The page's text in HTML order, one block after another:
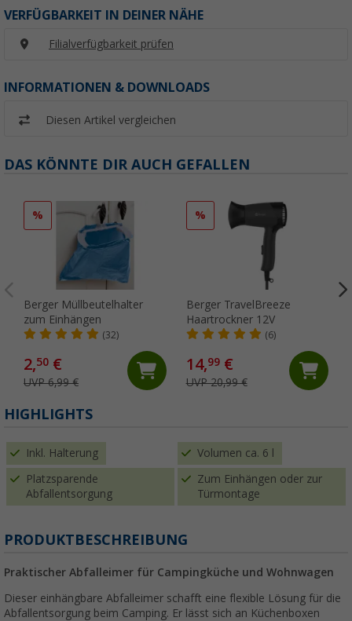
VERFÜGBARKEIT IN DEINER NÄHE
Filialverfügbarkeit prüfen
INFORMATIONEN & DOWNLOADS
Diesen Artikel vergleichen
DAS KÖNNTE DIR AUCH GEFALLEN
%
Berger Müllbeutelhalter
zum Einhängen
(32)
2,50 €
UVP 6,99 €
%
Berger TravelBreeze
Haartrockner 12V
(6)
14,99€
UVP 20,99 €
HIGHLIGHTS
Inkl. Halterung Volumen ca. 6 l
Platzsparende
Abfallentsorgung
Zum Einhängen oder zur
Türmontage
PRODUKTBESCHREIBUNG
Praktischer Abfalleimer für Campingküche und Wohnwagen
Dieser einhängbare Abfalleimer schafft eine flexible Lösung für die
Abfallentsorgung beim Camping. Er lässt sich an Küchenboxen